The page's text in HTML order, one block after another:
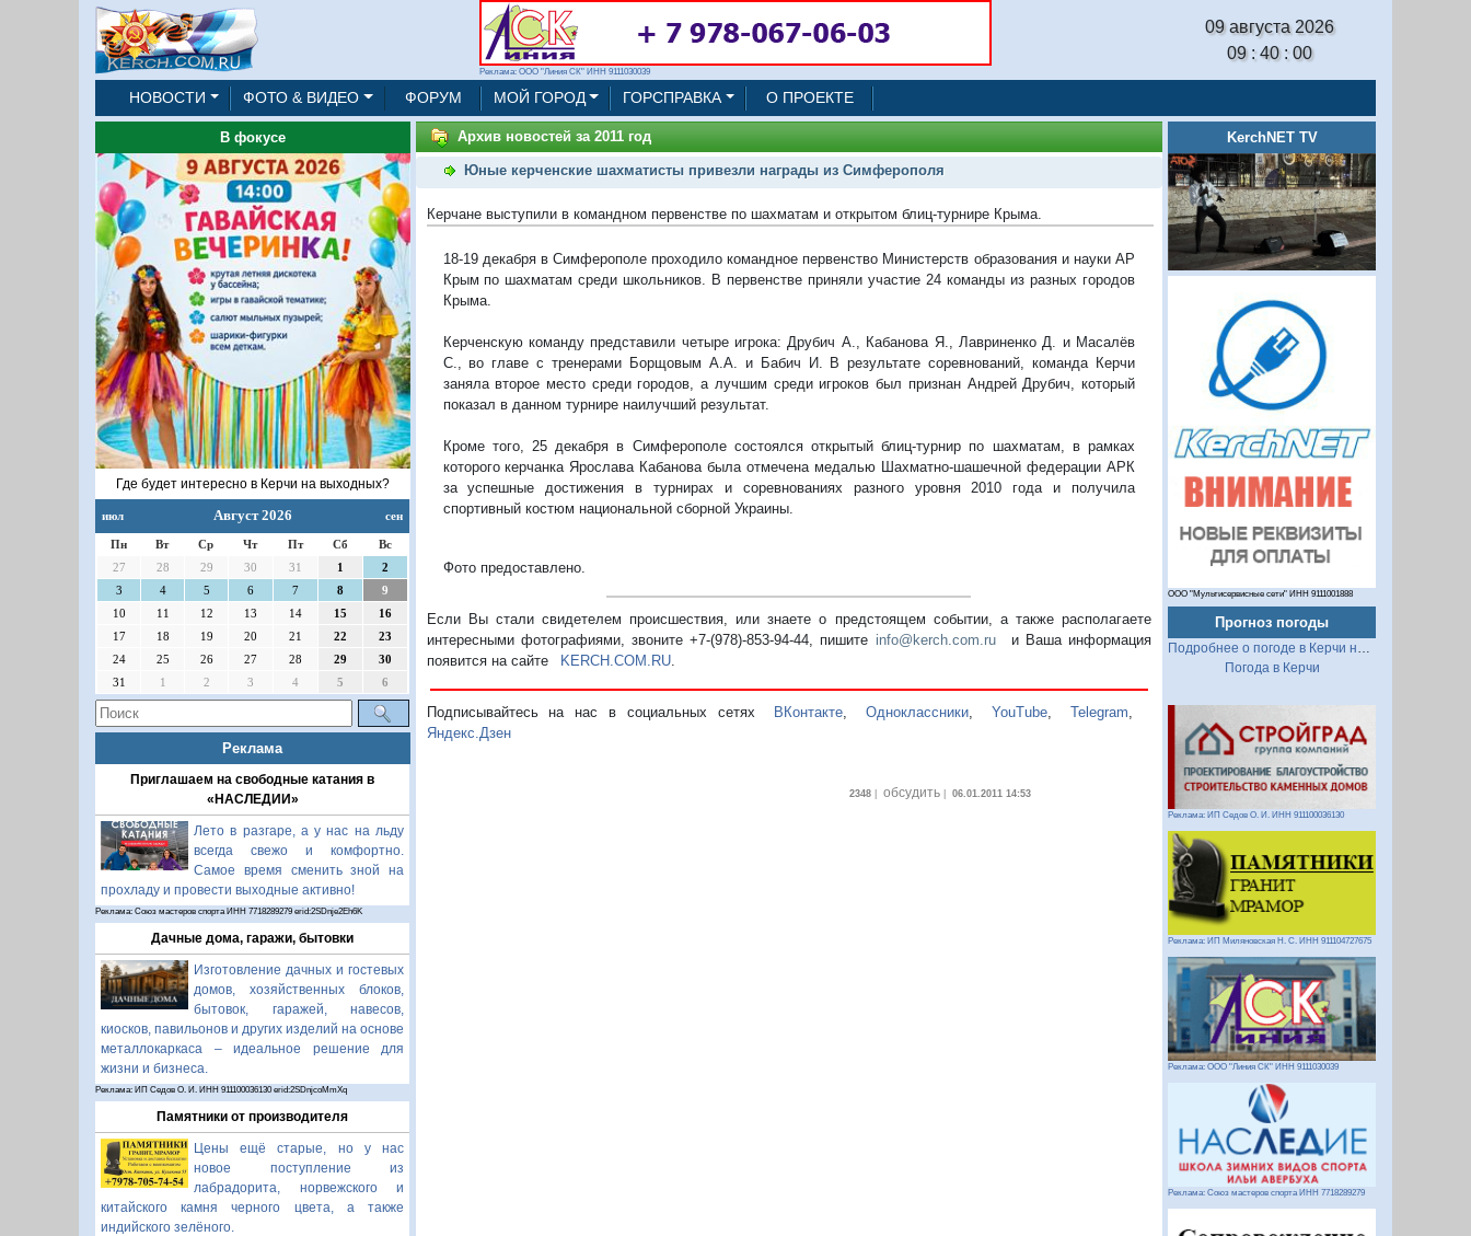
Реклама: ООО "Линия СК" ИНН 9111030039
09 августа 2026
09 : 40 : 01
НОВОСТИ ФОТО & ВИДЕО ФОРУМ МОЙ ГОРОД ГОРСПРАВКА О ПРОЕКТЕ
В фокусе
Где будет интересно в Керчи на выходных?
июл Август 2026 сен
Пн Вт Ср Чт Пт Сб
Вс
27
28 29 30 31 1
2
3
4 5 6 7 8
9
10
11 12 13 14 15
16
17
18 19 20 21 22
23
24
25 26 27 28 29
30
31
1 2 3 4 5 6
Реклама
Приглашаем на свободные катания в
«НАСЛЕДИИ»
Лето в разгаре, а у нас на льду
всегда свежо и комфортно.
Самое время сменить зной на
прохладу и провести выходные активно!
Реклама: Союз мастеров спорта ИНН 7718289279 erid:2SDnje2Eh6K
Дачные дома, гаражи, бытовки
Изготовление дачных и гостевых
домов, хозяйственных блоков,
бытовок, гаражей, навесов,
киосков, павильонов и других изделий на основе
металлокаркаса – идеальное решение для
жизни и бизнеса.
Реклама: ИП Седов О. И. ИНН 911100036130 erid:2SDnjcoMmXq
Памятники от производителя
Цены ещё старые, но у нас
новое поступление из
лабрадорита, норвежского и
китайского камня черного цвета, а также
индийского зелёного.
Архив новостей за 2011 год
Юные керченские шахматисты привезли награды из Симферополя
Керчане выступили в командном первенстве по шахматам и открытом блиц-турнире Крыма.
18-19 декабря в Симферополе проходило командное первенство Министерств образования и науки АР
Крым по шахматам среди школьников. В первенстве приняли участие 24 команды из разных городов
Крыма.
Керченскую команду представили четыре игрока: Друбич А., Кабанова Я., Лавриненко Д. и Масалёв
С., во главе с тренерами Борщовым А.А. и Бабич И. В результате соревнований, команда Керчи
заняла второе место среди городов, а лучшим среди игроков был признан Андрей Друбич, который
показал в данном турнире наилучший результат.
Кроме того, 25 декабря в Симферополе состоялся открытый блиц-турнир по шахматам, в рамках
которого керчанка Ярослава Кабанова была отмечена медалью Шахматно-шашечной федерации АРК
за успешные достижения в турнирах и соревнованиях разного уровня 2010 года и получила
спортивный костюм национальной сборной Украины.
Фото предоставлено.
Если Вы стали свидетелем происшествия, или знаете о предстоящем событии, а также располагаете
интересными фотографиями, звоните +7-(978)-853-94-44, пишите info@kerch.com.ru и Ваша информация
появится на сайте KERCH.COM.RU.
Подписывайтесь на нас в социальных сетях ВКонтакте Одноклассники ,YouTube ,Telegram
Яндекс.Дзен
2348| обсудить| 06.01.2011 14:53
KerchNET TV
ООО "Мультисервисные сети" ИНН 9111001888
Прогноз погоды
Подробнее о погоде в Керчи на 2 недели
Погода в Керчи
Реклама: ИП Седов О. И. ИНН 911100036130
Реклама: ИП Миляновская Н. С. ИНН 911104727675
Реклама: ООО "Линия СК" ИНН 9111030039
Реклама: Союз мастеров спорта ИНН 7718289279